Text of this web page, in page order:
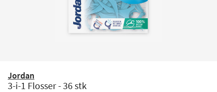
Jordan
3-i-1 Flosser - 36 stk